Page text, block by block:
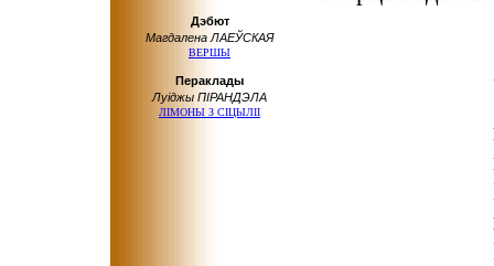
Дэбют
Магдалена ЛАЕЎСКАЯ
ВЕРШЫ
Пераклады
Луіджы ПІРАНДЭЛА
ЛІМОНЫ З СІЦЫЛІІ